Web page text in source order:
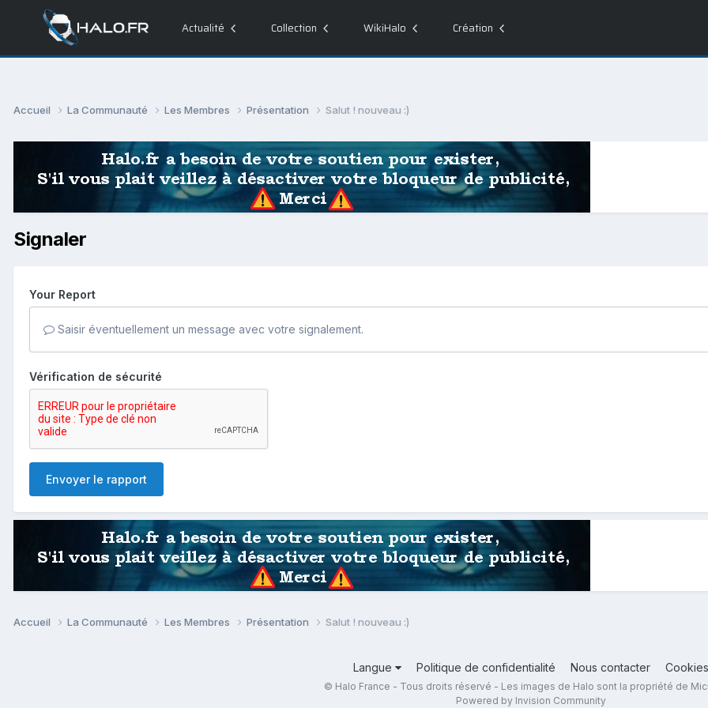
Actualité Collection WikiHalo Création
Accueil La Communauté Les Membres Présentation Salut ! nouveau :)
Signaler
Your Report
Saisir éventuellement un message avec votre signalement.
Vérification de sécurité
Envoyer le rapport
Accueil La Communauté Les Membres Présentation Salut ! nouveau :)
Langue Politique de confidentialité Nous contacter Cookies
© Halo France - Tous droits réservé - Les images de Halo sont la propriété de
Powered by Invision Community